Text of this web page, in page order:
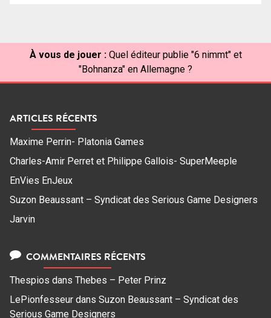
À vous de jouer : Quel éditeur publie "6 nimmt" et
"Bohnanza" en Allemagne ?
ARTICLES RÉCENTS
Maxime Perrin- Platonia Games
Charles-Amir Perret et Philippe Gallois- SuperMeeple
EnVies EnJeux
Suzon Beaussant – Syndicat des Serious Game Designers
Jarvin
COMMENTAIRES RÉCENTS
Thespios dans Thebes – Peter Prinz
LePionfesseur dans Suzon Beaussant – Syndicat des
Serious Game Designers